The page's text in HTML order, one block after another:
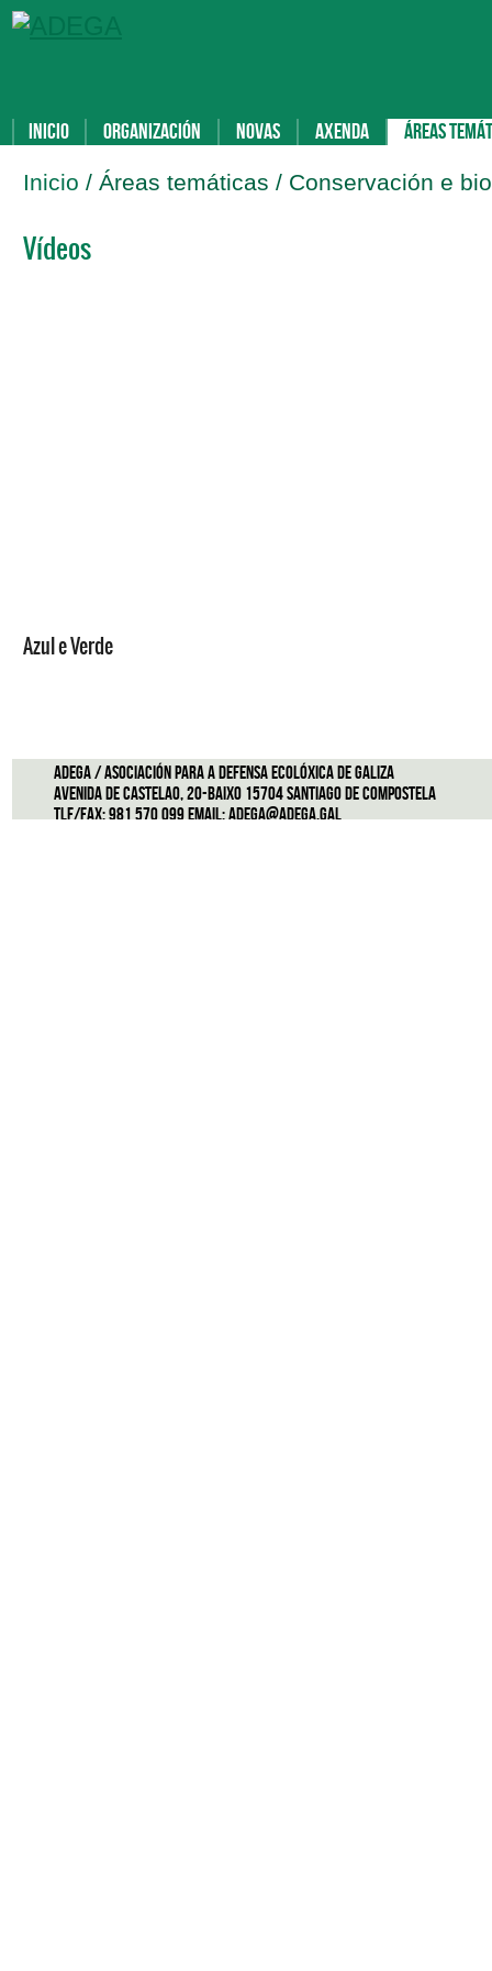
Inicio Organización Novas Axenda Áreas
Inicio / Áreas temáticas / Conservación e
Vídeos
Azul e Verde
ADEGA / Asociación para a defensa ecolóxica de Galiza
Avenida de Castelao, 20-Baixo 15704 Santiago de Compostela
Tlf/Fax: 981 570 099 Email:adega@adega.gal